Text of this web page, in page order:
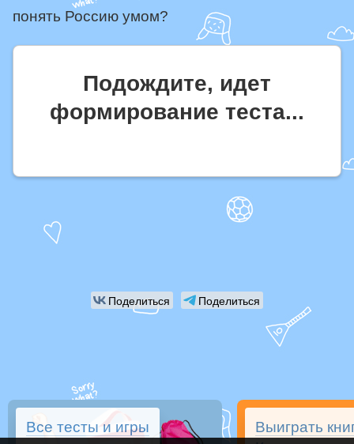
понять Россию умом?
Подождите, идет
формирование теста...
Поделиться Поделиться
Все тесты и игры
Выиграть